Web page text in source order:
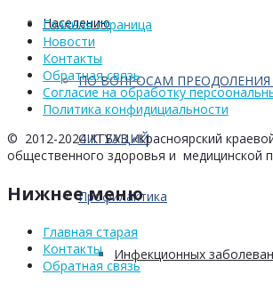
Населению
ПО ВОПРОСАМ
СИТУАЦИЙ
Профилактика
Инфекционных
Главная страница
Новости
Контакты
Обратная связь
Согласие на обработку
Политика конфидициальности
© 2012-2024 КГБУЗ «Красноярский
общественного здоровья и медицинской
Нижнее меню
Главная старая
Контакты
Обратная связь